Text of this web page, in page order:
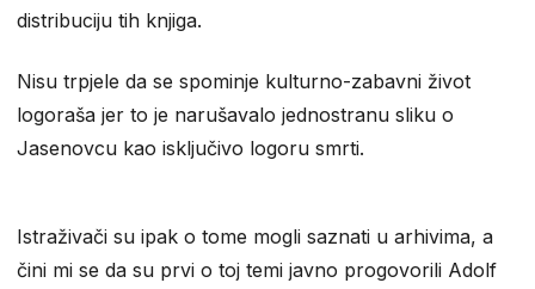
distribuciju tih knjiga.
Nisu trpjele da se spominje kulturno-zabavni život
logoraša jer to je narušavalo jednostranu sliku o
Jasenovcu kao isključivo logoru smrti.
Istraživači su ipak o tome mogli saznati u arhivima, a
čini mi se da su prvi o toj temi javno progovorili Adolf